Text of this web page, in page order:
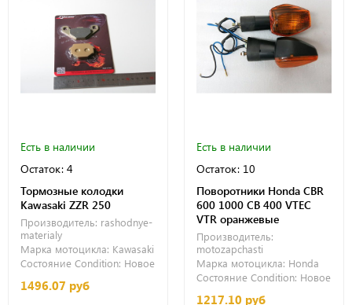
Есть в наличии
Остаток: 4
Тормозные колодки
Kawasaki ZZR 250
Производитель: rashodnye-
materialy
Марка мотоцикла: Kawasaki
Состояние Condition: Новое
1496.07 руб
Есть в наличии
Остаток: 10
Поворотники Honda CBR
600 1000 CB 400 VTEC
VTR оранжевые
Производитель:
motozapchasti
Марка мотоцикла: Honda
Состояние Condition: Новое
1217.10 руб